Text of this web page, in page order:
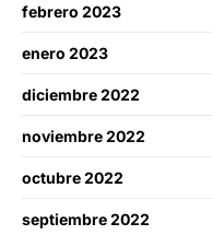
febrero 2023
enero 2023
diciembre 2022
noviembre 2022
octubre 2022
septiembre 2022